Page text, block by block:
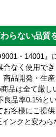
らない品質
・14001』
合なく使用で
品開発・生産
品は全て厳し
良品率0.1%と
客様にご提供